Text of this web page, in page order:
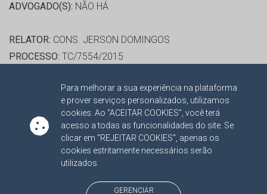
Para melhorar a sua experiência na plataforma
e prover serviços personalizados, utilizamos
cookies. Ao "ACEITAR COOKIES", você terá
acesso a todas as funcionalidades do site. Se
clicar em "REJEITAR COOKIES", apenas os
cookies estritamente necessários serão
utilizados.
GERENCIAR
ADVOGADO(S): NÃO HÁ
RELATOR: CONS. JERSON DOMINGOS
PROCESSO: TC/7554/2015
PROTOCOLO:1588639
PREFEITURA MUNICIPAL DE PARANAIBA
INTERESSADO(S):DIOGO ROBALINHO DE QUEIROZ, J.P.M.
CONSULTORIA CONTABIL LTDA, RONALDO JOSE
SEVERINO DE LIMA
PROCESSO(S) APENSADO(S):